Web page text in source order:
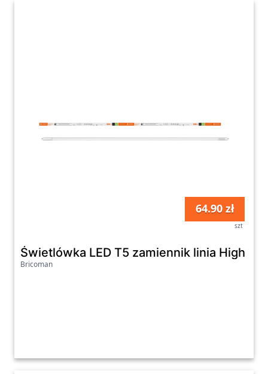
64.90 zł
szt
Świetlówka LED T5 zamiennik linia High
Bricoman